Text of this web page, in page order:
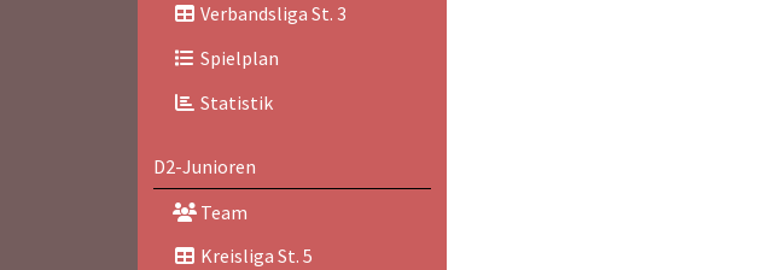
Verbandsliga St. 3
Spielplan
Statistik
D2-Junioren
Team
Kreisliga St. 5